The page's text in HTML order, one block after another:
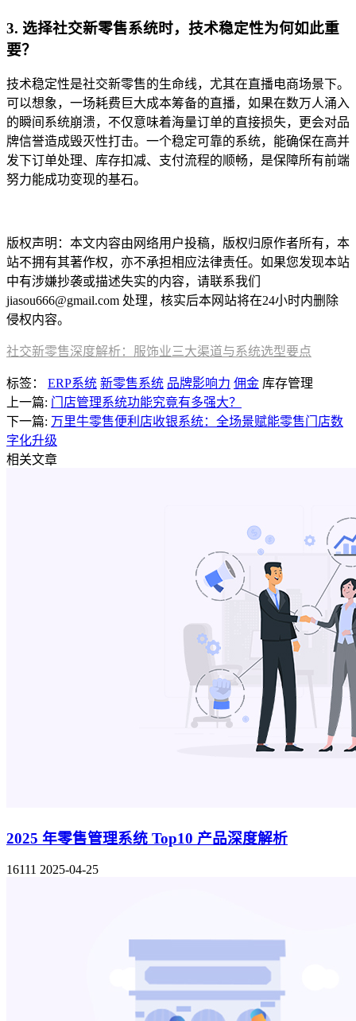
3. 选择社交新零售系统时，技术稳定性为何如此重
要？
技术稳定性是社交新零售的生命线，尤其在直播电商场景下。
可以想象，一场耗费巨大成本筹备的直播，如果在数万人涌入
的瞬间系统崩溃，不仅意味着海量订单的直接损失，更会对品
牌信誉造成毁灭性打击。一个稳定可靠的系统，能确保在高并
发下订单处理、库存扣减、支付流程的顺畅，是保障所有前端
努力能成功变现的基石。
版权声明：本文内容由网络用户投稿，版权归原作者所有，本
站不拥有其著作权，亦不承担相应法律责任。如果您发现本站
中有涉嫌抄袭或描述失实的内容，请联系我们
jiasou666@gmail.com 处理，核实后本网站将在24小时内删除
侵权内容。
社交新零售深度解析：服饰业三大渠道与系统选型要点
标签： ERP系统 新零售系统 品牌影响力 佣金 库存管理
上一篇: 门店管理系统功能究竟有多强大？
下一篇: 万里牛零售便利店收银系统：全场景赋能零售门店数
字化升级
相关文章
2025 年零售管理系统 Top10 产品深度解析
16111 2025-04-25